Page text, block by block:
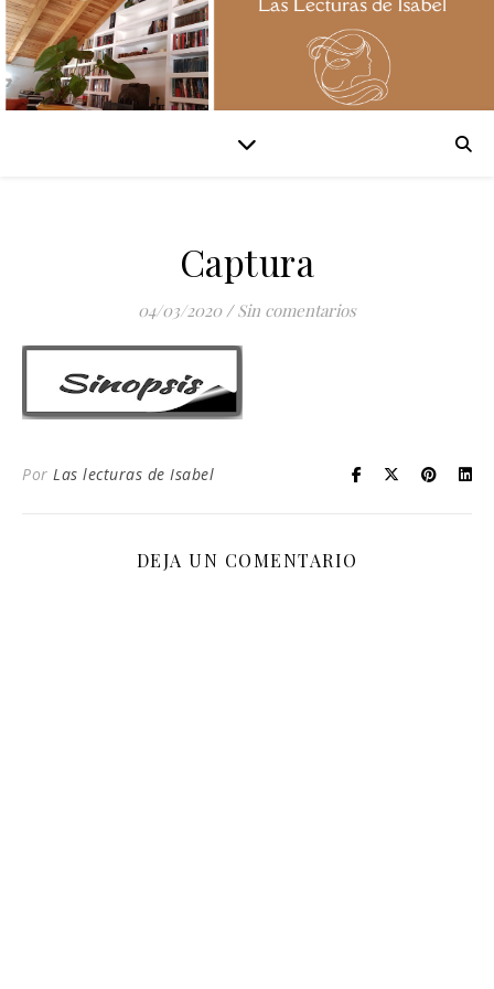
Captura
04/03/2020 / Sin comentarios
Por Las lecturas de Isabel
DEJA UN COMENTARIO